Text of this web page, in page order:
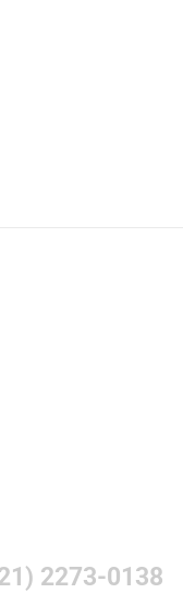
2273-0138